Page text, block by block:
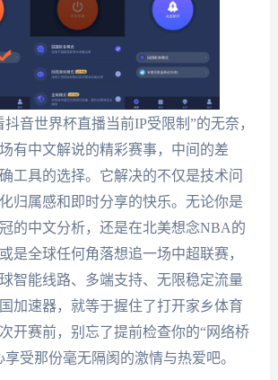
音世界杯直播当前IP受限制”的无奈，
有中文解说的精彩赛事，中间的差
工具的选择。它解决的不仅是技术问
归属感和即时分享的快乐。无论你是
的中文分析，还是在北美想念NBA的
是全球任何角落想追一场中超联赛，
智能线路、多端支持、无限稳定流量
加速器，就等于握住了打开家乡体育
开赛前，别忘了提前检查你的“网络桥
受那份毫无隔阂的激情与热爱吧。